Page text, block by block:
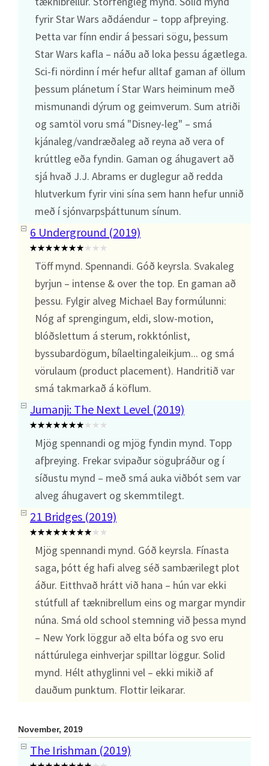
fyrir Star Wars aðdáendur – topp afþreying.
Þetta var fínn endir á þessari sögu, þessum
Star Wars kafla – náðu að loka þessu ágætlega.
Sci-fi nördinn í mér hefur alltaf gaman af öllum
þessum plánetum í Star Wars heiminum með
mismunandi dýrum og geimverum. Sum atriði
og samtöl voru smá "Disney-leg" – smá
kjánaleg/vandræðaleg að reyna að vera of
krúttleg eða fyndin. Gaman og áhugavert að
sjá hvað J.J. Abrams er duglegur að redda
hlutverkum fyrir vini sína sem hann hefur unnið
með í sjónvarpsþáttunum sínum.
6 Underground (2019)
Töff mynd. Spennandi. Góð keyrsla. Svakaleg
byrjun – intense & over the top. En gaman að
þessu. Fylgir alveg Michael Bay formúlunni:
Nóg af sprengingum, eldi, slow-motion,
blóðslettum á sterum, rokktónlist,
byssubardögum, bílaeltingaleikjum... og smá
vörulaum (product placement). Handritið var
smá takmarkað á köflum.
Jumanji: The Next Level (2019)
Mjög spennandi og mjög fyndin mynd. Topp
afþreying. Frekar svipaður söguþráður og í
síðustu mynd – með smá auka viðbót sem var
alveg áhugavert og skemmtilegt.
21 Bridges (2019)
Mjög spennandi mynd. Góð keyrsla. Fínasta
saga, þótt ég hafi alveg séð sambærilegt plot
áður. Eitthvað hrátt við hana – hún var ekki
stútfull af tæknibrellum eins og margar myndir
núna. Smá old school stemning við þessa mynd
– New York löggur að elta bófa og svo eru
náttúrulega einhverjar spilltar löggur. Solid
mynd. Hélt athyglinni vel – ekki mikið af
dauðum punktum. Flottir leikarar.
November, 2019
The Irishman (2019)